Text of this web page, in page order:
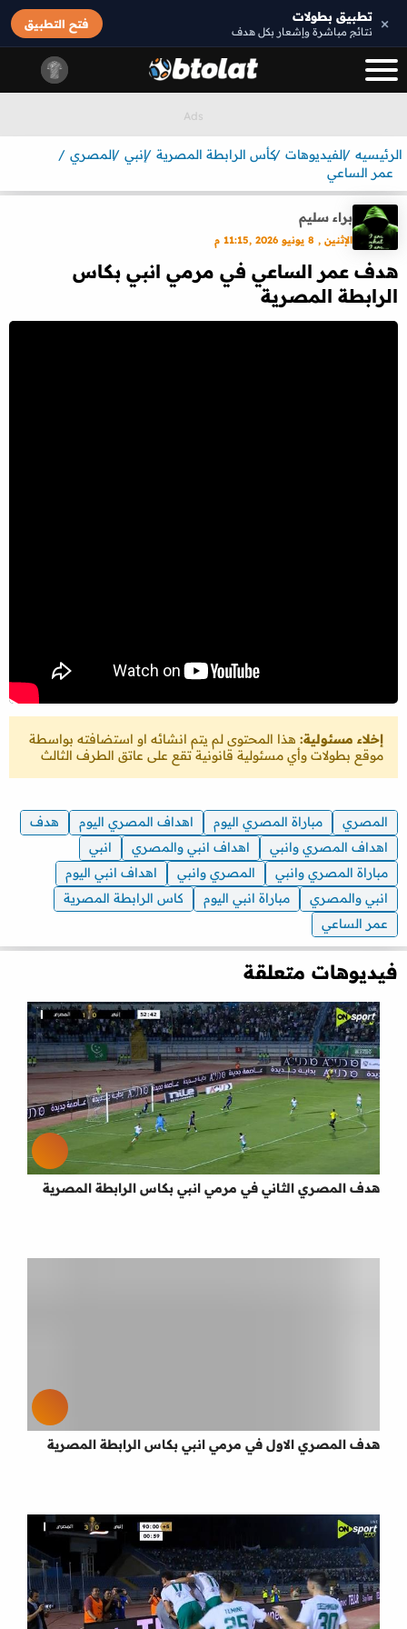
× تطبيق بطولات
نتائج مباشرة وإشعار بكل هدف
فتح التطبيق
الرئيسيه الفيديوهات كأس الرابطة المصرية إنبي المصري
عمر الساعي
براء سليم
الإثنين , 8 يونيو 2026 ,11:15 م
هدف عمر الساعي في مرمي انبي بكاس
الرابطة المصرية
إخلاء مسئولية: هذا المحتوى لم يتم انشائه او استضافته بواسطة
موقع بطولات وأي مسئولية قانونية تقع على عاتق الطرف الثالث
المصري مباراة المصري اليوم اهداف المصري اليوم
هدف
اهداف المصري وانبي
اهداف انبي والمصري
انبي
مباراة المصري وانبي
المصري وانبي
اهداف انبي اليوم
انبي والمصري
مباراة انبي اليوم
كاس الرابطة المصرية
عمر الساعي
فيديوهات متعلقة
هدف المصري الثاني في مرمي انبي بكاس الرابطة المصرية
هدف المصري الاول في مرمي انبي بكاس الرابطة المصرية